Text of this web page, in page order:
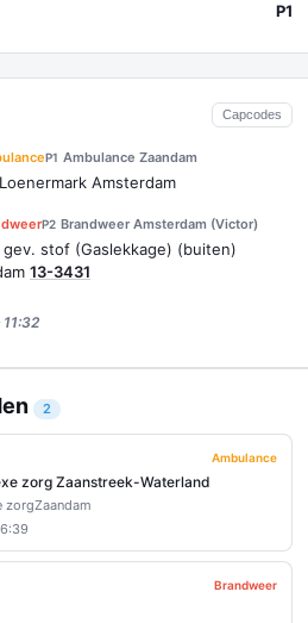
Capcodes
P1 Ambulance Zaandam
Amsterdam
P2 Brandweer Amsterdam (Victor)
gev. stof (Gaslekkage) (buiten)
13-3431
2
Ambulance
zorg Zaanstreek-Waterland
zorgZaandam
Brandweer
P1